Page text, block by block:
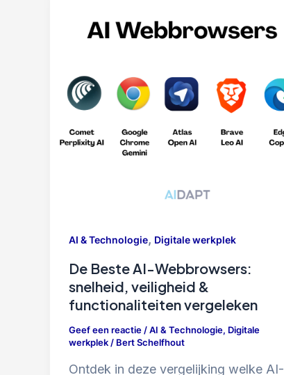
AI & Technologie, Digitale werkplek
De Beste AI-Webbrowsers:
snelheid, veiligheid &
functionaliteiten vergeleken
Geef een reactie /AI & Technologie, Digitale
werkplek / Bert Schelfhout
Ontdek in deze vergelijking welke AI-